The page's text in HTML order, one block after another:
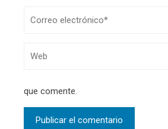
que comente.